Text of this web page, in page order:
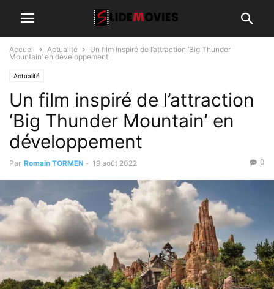
Accueil Actualité
Un film inspiré de l’attraction ‘Big Thunder
Mountain’ en développement
Actualité
Un film inspiré de l’attraction
‘Big Thunder Mountain’ en
développement
Par Romain TORMEN - 19 août 2022 0